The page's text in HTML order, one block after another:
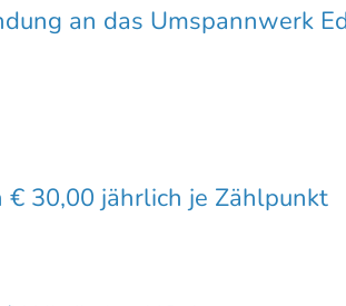
an das Umspannwerk
€ 30,00 jährlich je Zählpunkt